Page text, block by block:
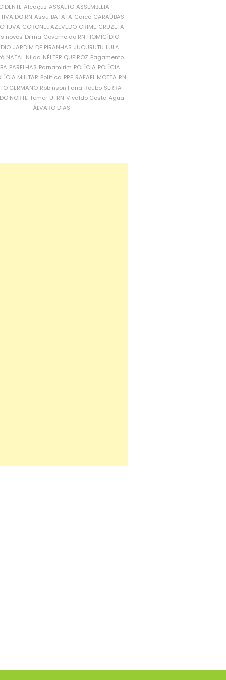
Alcaçuz ASSALTO ASSEMBLEIA
DO RN Assu BATATA Caicó CARAÚBAS
CORONEL AZEVEDO CRIME CRUZETA
novos Dilma Governo do RN HOMICÍDIO
JARDIM DE PIRANHAS JUCURUTU LULA
NATAL Nilda NÉLTER QUEIROZ Pagamento
PARELHAS Parnamirim POLÍCIA POLÍCIA
MILITAR Política PRF RAFAEL MOTTA RN
GERMANO Robinson Faria Roubo SERRA
NORTE Temer UFRN Vivaldo Costa Água
ÁLVARO DIAS